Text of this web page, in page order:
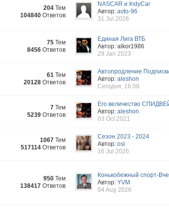
204 Тем
104840 Ответов
NASCAR и IndyCar
Автор:avto-96
31 Jul 2026
75 Тем
8456 Ответов
Единая Лига ВТБ
Автор: alkor1986
29 Jan 2023
61 Тем
20128 Ответов
Автопродление
Автор:aleshon
Сегодня, 16:08
7 Тем
5239 Ответов
Его величество
Автор:aleshon
03 Oct 2021
1067 Тем
517114 Ответов
Сезон 2023 - 2024
Автор:osi
16 Jul 2026
950 Тем
138417 Ответов
Конькобежный спорт-
Автор:YVM
04 Aug 2026